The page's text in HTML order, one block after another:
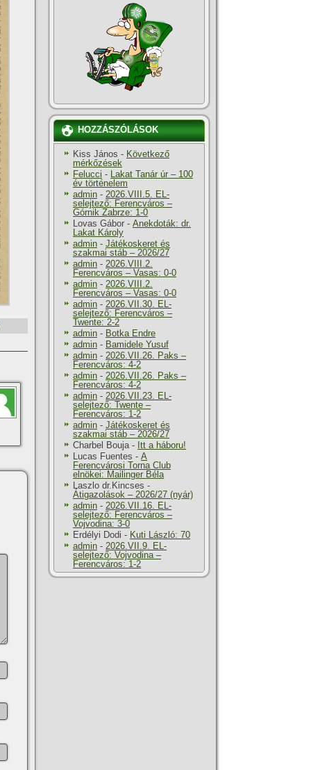
HOZZÁSZÓLÁSOK
Kiss János - Következő
mérkőzések
Felucci - Lakat Tanár úr – 100
év történelem
admin - 2026.VIII.5. EL-
selejtező: Ferencváros –
Górnik Zabrze: 1-0
Lovas Gábor - Anekdoták: dr.
Lakat Károly
admin - Játékoskeret és
szakmai stáb – 2026/27
admin - 2026.VIII.2.
Ferencváros – Vasas: 0-0
admin - 2026.VIII.2.
Ferencváros – Vasas: 0-0
admin - 2026.VII.30. EL-
selejtező: Ferencváros –
Twente: 2-2
admin - Botka Endre
admin - Bamidele Yusuf
admin - 2026.VII.26. Paks –
Ferencváros: 4-2
admin - 2026.VII.26. Paks –
Ferencváros: 4-2
admin - 2026.VII.23. EL-
selejtező: Twente –
Ferencváros: 1-2
admin - Játékoskeret és
szakmai stáb – 2026/27
Charbel Bouja- Itt a háboru!
Lucas Fuentes - A
Ferencvárosi Torna Club
elnökei: Mailinger Béla
Laszlo dr.Kincses -
Átigazolások – 2026/27 (nyár)
admin - 2026.VII.16. EL-
selejtező: Ferencváros –
Vojvodina: 3-0
Erdélyi Dodi - Kuti László: 70
admin - 2026.VII.9. EL-
selejtező: Vojvodina –
Ferencváros: 1-2